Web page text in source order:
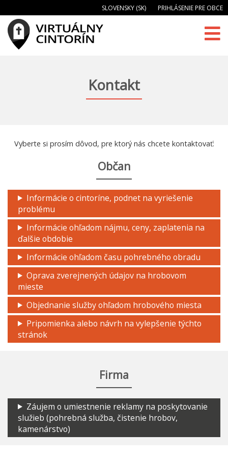
SLOVENSKY (SK) PRIHLÁSENIE PRE OBCE
Kontakt
Vyberte si prosím dôvod, pre ktorý nás chcete kontaktovať:
Občan
Informácie o cintoríne, podnet na vyriešenie
problému
Informácie ohľadom nájmu, ceny, zaplatenia na
ďalšie obdobie
Informácie ohľadom času pohrebného obradu
Oprava zverejnených údajov na hrobovom
mieste
Objednanie služby ohľadom hrobového miesta
Pripomienka alebo návrh na vylepšenie týchto
stránok
Firma
Záujem o umiestnenie reklamy na poskytovanie
služieb (pohrebná služba, čistenie hrobov,
kamenárstvo)